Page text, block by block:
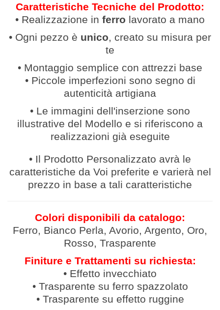
Caratteristiche Tecniche del Prodotto:
• Realizzazione in ferro lavorato a mano
• Ogni pezzo è unico, creato su misura per
te
• Montaggio semplice con attrezzi base
• Piccole imperfezioni sono segno di
autenticità artigiana
• Le immagini dell'inserzione sono
illustrative del Modello e si riferiscono a
realizzazioni già eseguite
• Il Prodotto Personalizzato avrà le
caratteristiche da Voi preferite e varierà nel
prezzo in base a tali caratteristiche
Colori disponibili da catalogo:
Ferro, Bianco Perla, Avorio, Argento, Oro,
Rosso, Trasparente
Finiture e Trattamenti su richiesta:
• Effetto invecchiato
• Trasparente su ferro spazzolato
• Trasparente su effetto ruggine